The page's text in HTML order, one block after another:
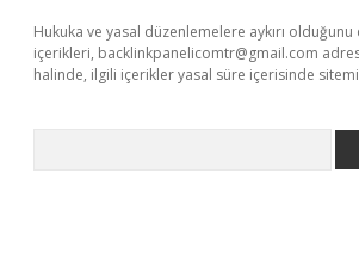
Hukuka ve yasal düzenlemelere aykırı
içerikleri, backlinkpanelicomtr@gmail.com
halinde, ilgili içerikler yasal süre içerisinde